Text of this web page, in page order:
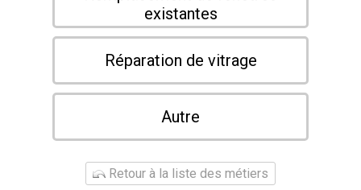
existantes
Réparation de vitrage
Autre
Retour à la liste des métiers